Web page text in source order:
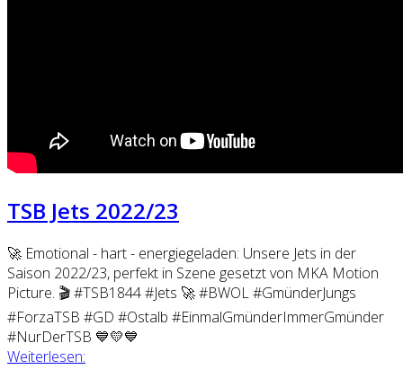
TSB Jets 2022/23
🚀 Emotional - hart - energiegeladen: Unsere Jets in der
Saison 2022/23, perfekt in Szene gesetzt von MKA Motion
Picture. 🎬 #TSB1844 #Jets 🚀 #BWOL #GmünderJungs
#ForzaTSB #GD #Ostalb #EinmalGmünderImmerGmünder
#NurDerTSB 💙💛💙
Weiterlesen: